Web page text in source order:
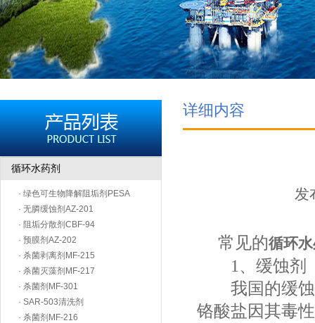
循环水药剂
· 绿色可生物降解阻垢剂PESA
· 无膦缓蚀剂AZ-201
· 阻垢分散剂CBF-94
· 预膜剂AZ-202
· 杀菌剥离剂MF-215
· 杀菌灭藻剂MF-217
· 杀菌剂MF-301
· SAR-503清洗剂
· 杀菌剂MF-216
详细内容
发
常见的循环
1、缓蚀剂
我国的缓蚀
铬酸盐因其毒